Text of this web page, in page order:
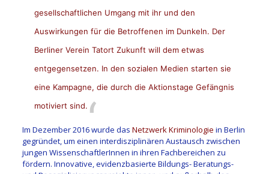
gesellschaftlichen Umgang mit ihr und den
Auswirkungen für die Betroffenen im Dunkeln. Der
Berliner Verein Tatort Zukunft will dem etwas
entgegensetzen. In den sozialen Medien starten sie
eine Kampagne, die durch die Aktionstage Gefängnis
motiviert sind.
Im Dezember 2016 wurde das Netzwerk Kriminologie in Berlin
gegründet, um einen interdisziplinären Austausch zwischen
jungen WissenschaftlerInnen in ihren Fachbereichen zu
fördern. Innovative, evidenzbasierte Bildungs- Beratungs-